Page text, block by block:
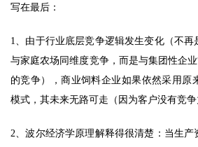
写在最后：
1、由于行业底层竞争逻辑发生变化（不
与家庭农场同维度竞争，而是与集团性企
的竞争），商业饲料企业如果依然采用原
模式，其未来无路可走（因为客户没有竞
2、波尔经济学原理解释得很清楚：当生产